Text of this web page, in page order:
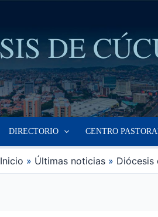
DIRECTORIO CENTRO
Inicio Últimas noticias Diócesis